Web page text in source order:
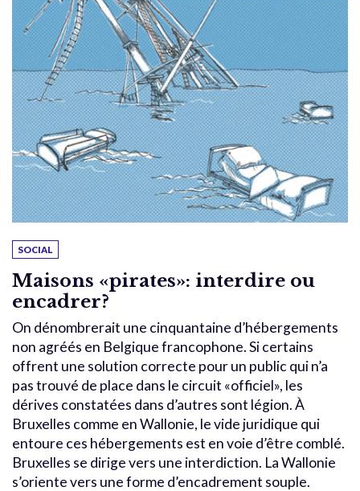
SOCIAL
Maisons «pirates»: interdire ou
encadrer?
On dénombrerait une cinquantaine d’hébergements
non agréés en Belgique francophone. Si certains
offrent une solution correcte pour un public qui n’a
pas trouvé de place dans le circuit «officiel», les
dérives constatées dans d’autres sont légion. À
Bruxelles comme en Wallonie, le vide juridique qui
entoure ces hébergements est en voie d’être comblé.
Bruxelles se dirige vers une interdiction. La Wallonie
s’oriente vers une forme d’encadrement souple.